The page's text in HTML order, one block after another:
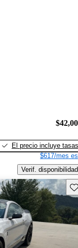
El precio incluye tasas
$617/mes
Verif. disponibilidad